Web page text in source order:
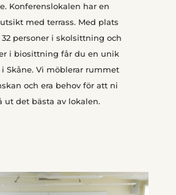
Konferenslokalen har en
med terrass. Med plats
personer i skolsittning och
i biosittning får du en unik
Skåne. Vi möblerar rummet
och era behov för att ni
ut det bästa av lokalen.